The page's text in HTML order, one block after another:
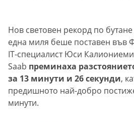
Нов световен рекорд по
една миля беше поставен във
IT-специалист Юси
Saab преминаха
за 13 минути и 26 секунди,
предишното най-добро
минути.